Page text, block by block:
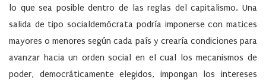
lo que sea posible dentro de las reglas del capitalismo. Una
salida de tipo socialdemócrata podría imponerse con matices
mayores o menores según cada país y crearía condiciones para
avanzar hacia un orden social en el cual los mecanismos de
poder, democráticamente elegidos, impongan los intereses